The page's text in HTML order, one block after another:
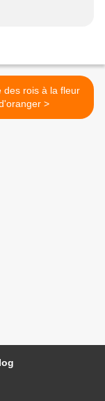
des rois à la fleur
d'oranger >